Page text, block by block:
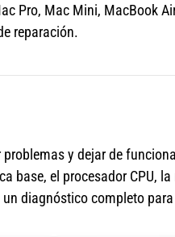
Pro, Mac Mini, MacBook
reparación.
problemas y dejar de
base, el procesador CPU,
diagnóstico completo